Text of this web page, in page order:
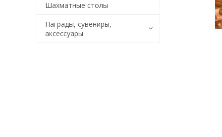
Шахматные столы
Награды, сувениры,
аксессуары